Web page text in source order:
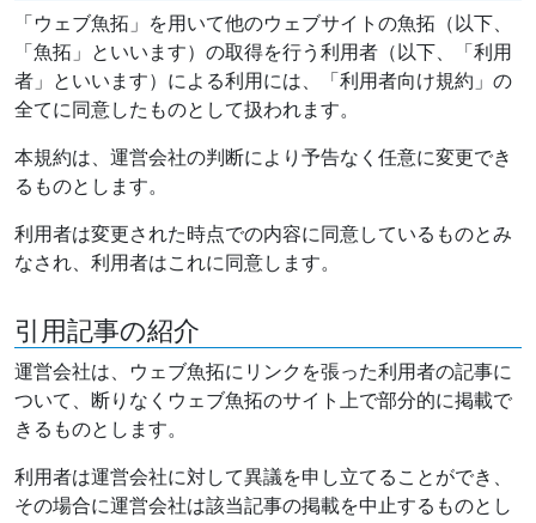
「ウェブ魚拓」を用いて他のウェブサイトの魚拓（以下、
「魚拓」といいます）の取得を行う利用者（以下、「利用
者」といいます）による利用には、「利用者向け規約」の
全てに同意したものとして扱われます。
本規約は、運営会社の判断により予告なく任意に変更でき
るものとします。
利用者は変更された時点での内容に同意しているものとみ
なされ、利用者はこれに同意します。
引用記事の紹介
運営会社は、ウェブ魚拓にリンクを張った利用者の記事に
ついて、断りなくウェブ魚拓のサイト上で部分的に掲載で
きるものとします。
利用者は運営会社に対して異議を申し立てることができ、
その場合に運営会社は該当記事の掲載を中止するものとし